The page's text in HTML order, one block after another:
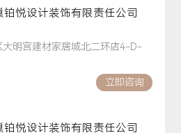
铂悦设计装饰有限责任公司
大明宫建材家居城北二环店4-D-
立即咨询
铂悦设计装饰有限责任公司